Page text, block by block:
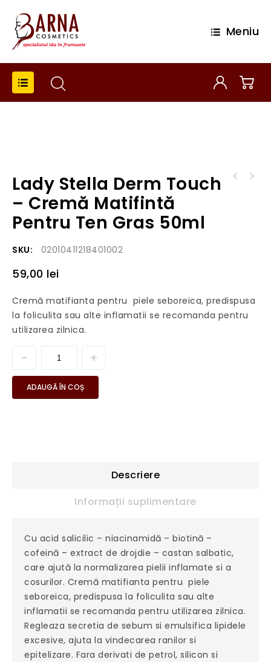
Meniu
Lady Stella Derm Touch
– Cremă Matifintă
Pentru Ten Gras 50ml
SKU: 02010411218401002
59,00 lei
Cremă matifianta pentru piele seboreica, predispusa
la foliculita sau alte inflamatii se recomanda pentru
utilizarea zilnica.
ADAUGĂ ÎN COȘ
Descriere
Informații suplimentare
Cu acid salicilic – niacinamidă – biotină –
cofeină – extract de drojdie – castan salbatic,
care ajută la normalizarea pielii inflamate si a
cosurilor. Cremă matifianta pentru piele
seboreica, predispusa la foliculita sau alte
inflamatii se recomanda pentru utilizarea zilnica.
Regleaza secretia de sebum si emulsifica lipidele
excesive, ajuta la vindecarea ranilor si
epitelizare. Fara derivati de petrol, silicon si